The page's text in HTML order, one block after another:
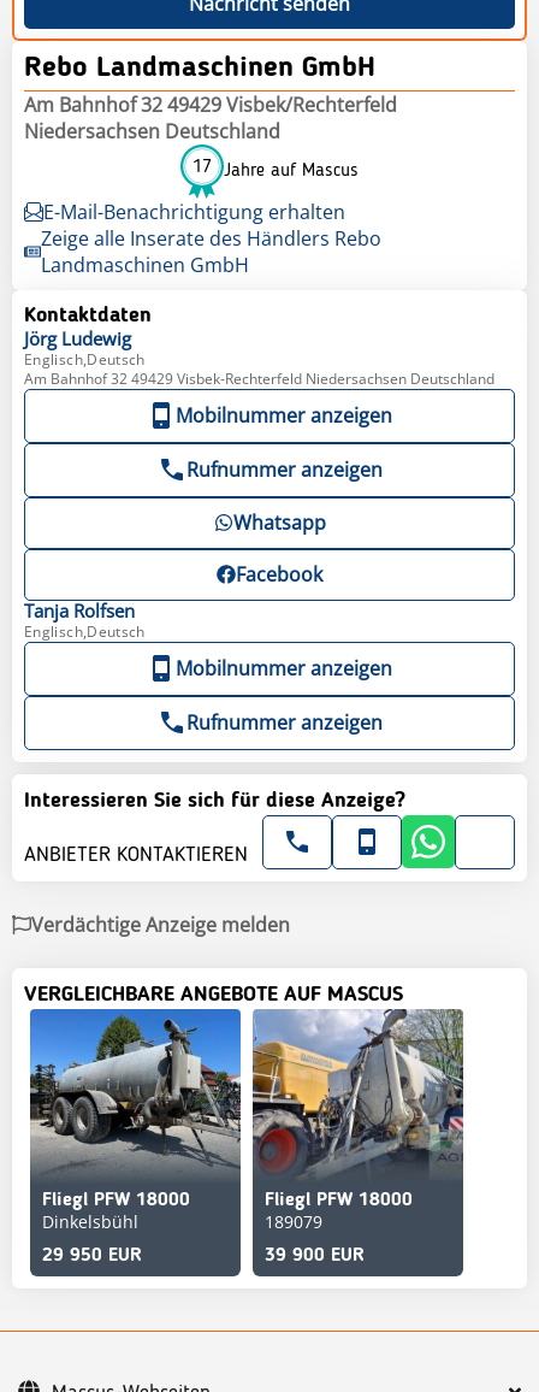
Rebo Landmaschinen GmbH
Am Bahnhof 32 49429 Visbek/Rechterfeld
Niedersachsen Deutschland
17 Jahre auf Mascus
E-Mail-Benachrichtigung erhalten
Zeige alle Inserate des Händlers Rebo
Landmaschinen GmbH
Kontaktdaten
Jörg Ludewig
Englisch,Deutsch
Am Bahnhof 32 49429 Visbek-Rechterfeld Niedersachsen Deutschland
Mobilnummer anzeigen
Rufnummer anzeigen
Whatsapp
Facebook
Tanja Rolfsen
Englisch,Deutsch
Mobilnummer anzeigen
Rufnummer anzeigen
Interessieren Sie sich für diese Anzeige?
ANBIETER KONTAKTIEREN
Verdächtige Anzeige melden
VERGLEICHBARE ANGEBOTE AUF MASCUS
Fliegl PFW 18000
Dinkelsbühl
29 950 EUR
Fliegl PFW 18000
189079
39 900 EUR